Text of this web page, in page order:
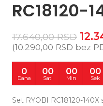
RC18120-
17.640,00RSD
(10.290,00 RSD bez
0
Dana
00
Sati
00
Min
00
Sek
Set RYOBI RC18120-